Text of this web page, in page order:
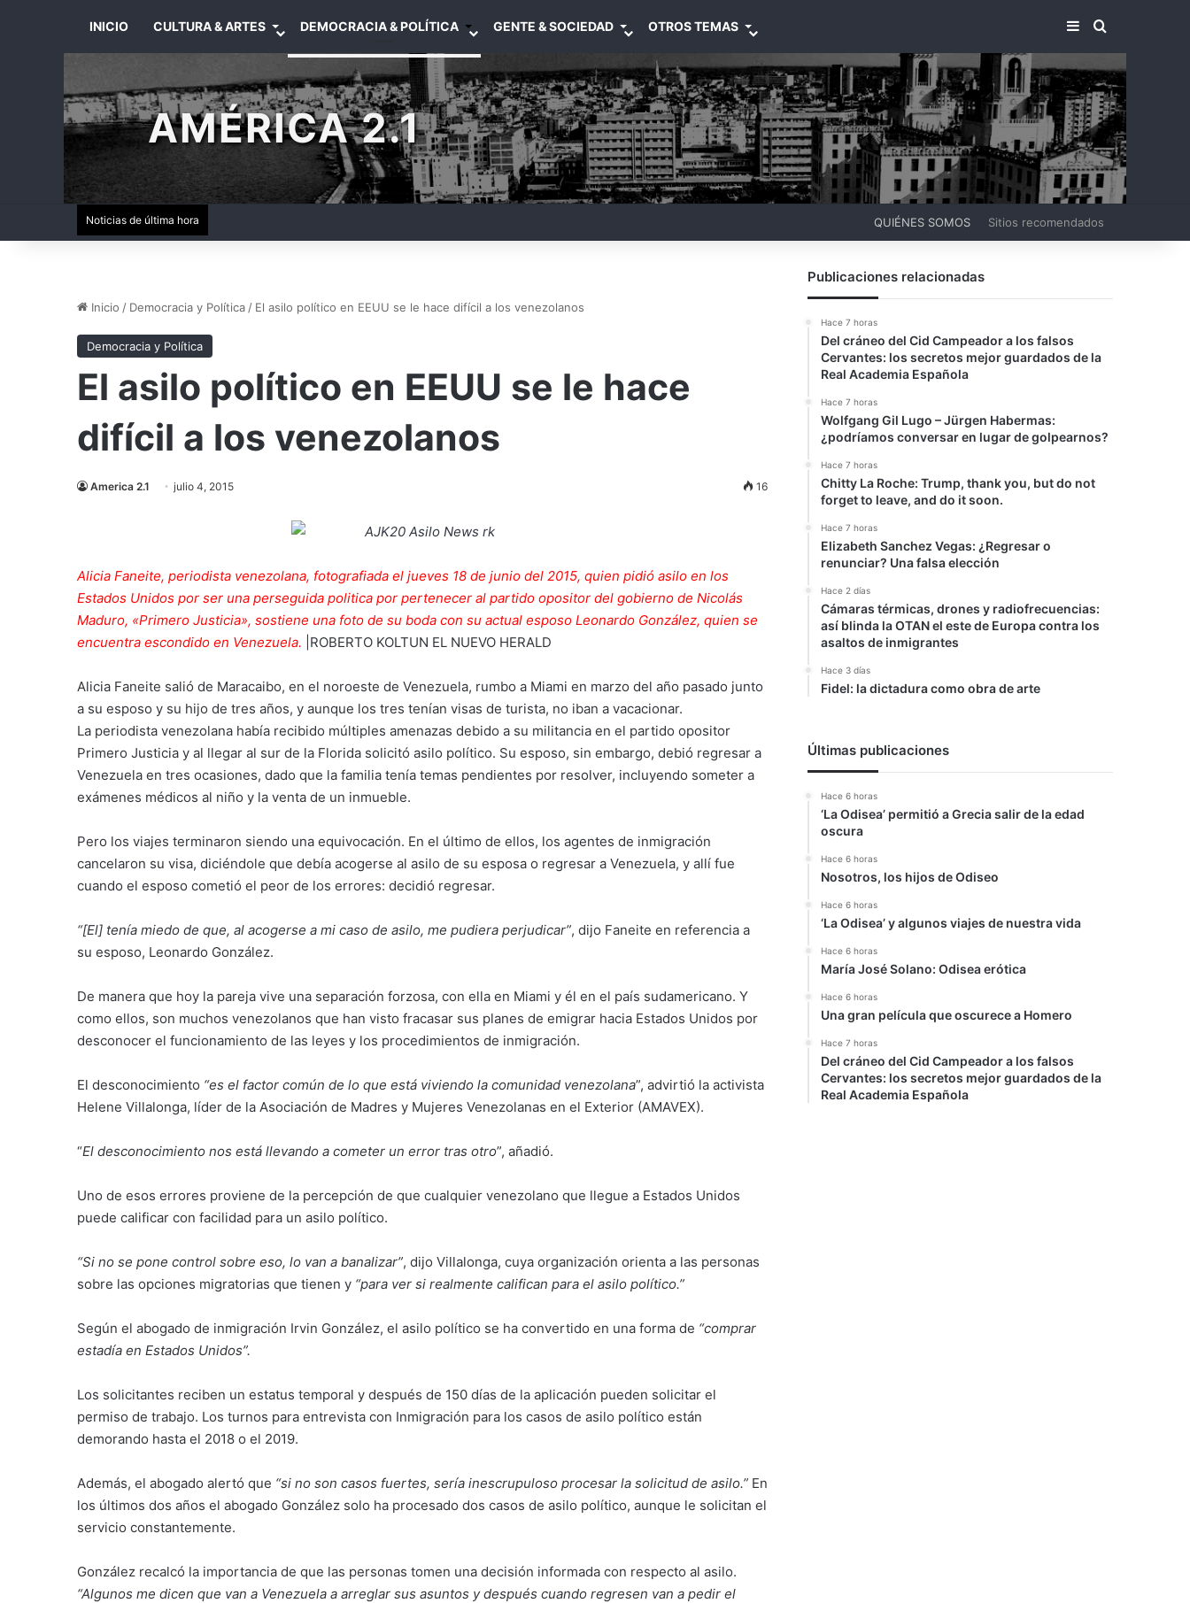
INICIO CULTURA & ARTES DEMOCRACIA & POLÍTICA GENTE & SOCIEDAD OTROS TEMAS BARRA LATERAL
BUSCAR
AMÉRICA 2.1
Noticias de última hora QUIÉNES SOMOS Sitios recomendados
Inicio / Democracia y Política / El asilo político en EEUU se le hace difícil a los venezolanos
Democracia y Política
El asilo político en EEUU se le hace
difícil a los venezolanos
America 2.1 julio 4, 2015 16
Alicia Faneite, periodista venezolana, fotografiada el jueves 18 de junio del 2015, quien pidió asilo en los
Estados Unidos por ser una perseguida politica por pertenecer al partido opositor del gobierno de Nicolás
Maduro, «Primero Justicia», sostiene una foto de su boda con su actual esposo Leonardo González, quien se
encuentra escondido en Venezuela. ROBERTO KOLTUN EL NUEVO HERALD
Alicia Faneite salió de Maracaibo, en el noroeste de Venezuela, rumbo a Miami en marzo del año pasado junto
a su esposo y su hijo de tres años, y aunque los tres tenían visas de turista, no iban a vacacionar.
La periodista venezolana había recibido múltiples amenazas debido a su militancia en el partido opositor
Primero Justicia y al llegar al sur de la Florida solicitó asilo político. Su esposo, sin embargo, debió regresar a
Venezuela en tres ocasiones, dado que la familia tenía temas pendientes por resolver, incluyendo someter a
exámenes médicos al niño y la venta de un inmueble.
Pero los viajes terminaron siendo una equivocación. En el último de ellos, los agentes de inmigración
cancelaron su visa, diciéndole que debía acogerse al asilo de su esposa o regresar a Venezuela, y allí fue
cuando el esposo cometió el peor de los errores: decidió regresar.
“[El] tenía miedo de que, al acogerse a mi caso de asilo, me pudiera perjudicar”, dijo Faneite en referencia a
su esposo, Leonardo González.
De manera que hoy la pareja vive una separación forzosa, con ella en Miami y él en el país sudamericano. Y
como ellos, son muchos venezolanos que han visto fracasar sus planes de emigrar hacia Estados Unidos por
desconocer el funcionamiento de las leyes y los procedimientos de inmigración.
El desconocimiento “es el factor común de lo que está viviendo la comunidad venezolana”, advirtió la activista
Helene Villalonga, líder de la Asociación de Madres y Mujeres Venezolanas en el Exterior (AMAVEX).
“El desconocimiento nos está llevando a cometer un error tras otro”, añadió.
Uno de esos errores proviene de la percepción de que cualquier venezolano que llegue a Estados Unidos
puede calificar con facilidad para un asilo político.
“Si no se pone control sobre eso, lo van a banalizar”, dijo Villalonga, cuya organización orienta a las personas
sobre las opciones migratorias que tienen y “para ver si realmente califican para el asilo político.”
Según el abogado de inmigración Irvin González, el asilo político se ha convertido en una forma de “comprar
estadía en Estados Unidos”.
Los solicitantes reciben un estatus temporal y después de 150 días de la aplicación pueden solicitar el
permiso de trabajo. Los turnos para entrevista con Inmigración para los casos de asilo político están
demorando hasta el 2018 o el 2019.
Además, el abogado alertó que “si no son casos fuertes, sería inescrupuloso procesar la solicitud de asilo.” En
los últimos dos años el abogado González solo ha procesado dos casos de asilo político, aunque le solicitan el
servicio constantemente.
González recalcó la importancia de que las personas tomen una decisión informada con respecto al asilo.
“Algunos me dicen que van a Venezuela a arreglar sus asuntos y después cuando regresen van a pedir el
Publicaciones relacionadas
Hace 7 horas
Del cráneo del Cid Campeador a los falsos
Cervantes: los secretos mejor guardados de la
Real Academia Española
Hace 7 horas
Wolfgang Gil Lugo – Jürgen Habermas:
¿podríamos conversar en lugar de golpearnos?
Hace 7 horas
Chitty La Roche: Trump, thank you, but do not
forget to leave, and do it soon.
Hace 7 horas
Elizabeth Sanchez Vegas: ¿Regresar o
renunciar? Una falsa elección
Hace 2 días
Cámaras térmicas, drones y radiofrecuencias:
así blinda la OTAN el este de Europa contra los
asaltos de inmigrantes
Hace 3 días
Fidel: la dictadura como obra de arte
Últimas publicaciones
Hace 6 horas
‘La Odisea’ permitió a Grecia salir de la edad
oscura
Hace 6 horas
Nosotros, los hijos de Odiseo
Hace 6 horas
‘La Odisea’ y algunos viajes de nuestra vida
Hace 6 horas
María José Solano: Odisea erótica
Hace 6 horas
Una gran película que oscurece a Homero
Hace 7 horas
Del cráneo del Cid Campeador a los falsos
Cervantes: los secretos mejor guardados de la
Real Academia Española